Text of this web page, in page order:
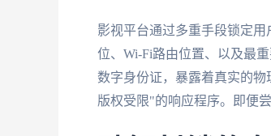
影视平台通过多重手段锁定
位、Wi-Fi路由位置、以及最
数字身份证，暴露着真实的
版权受限"的响应程序。即便